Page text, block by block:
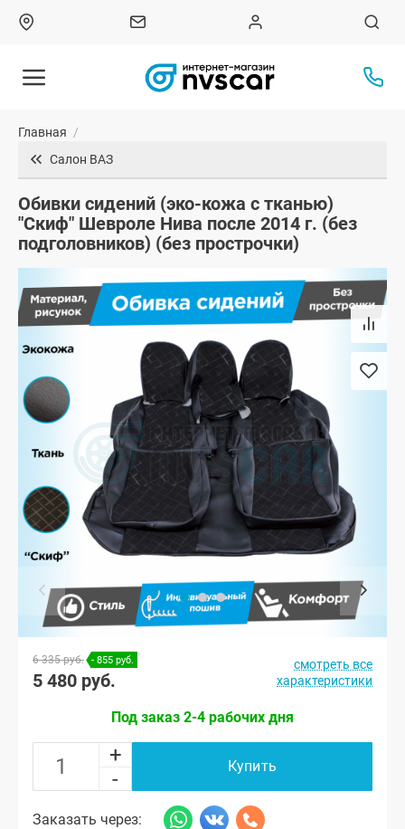
Главная /
Салон ВАЗ
Обивки сидений (эко-кожа с тканью)
"Скиф" Шевроле Нива после 2014 г. (без
подголовников) (без прострочки)
6 335 руб. - 855 руб.
5 480 руб.
смотреть все
характеристики
Под заказ 2-4 рабочих дня
+
-
Купить
Заказать через: